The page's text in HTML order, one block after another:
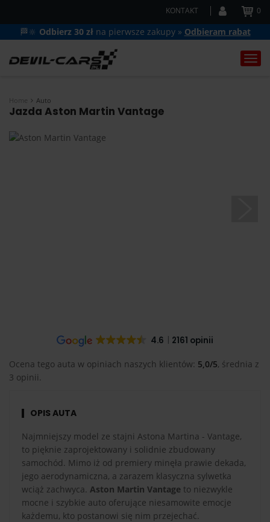
KONTAKT 0
🏁🔆 Odbierz 30 zł na pierwsze zakupy » Odbieram rabat
Home Auto
Jazda Aston Martin Vantage
4.6 2161 opinii
Ocena tego auta w opiniach naszych klientów: 5,0/5, średnia z
3 opinii.
OPIS AUTA
Najmniejszy model ze stajni Astona Martina - Vantage,
to pięknie zaprojektowany i solidnie zbudowany
samochód. Mimo iż od premiery minęła prawie dekada,
jego aerodynamiczna, a zarazem klasyczna sylwetka
wciąż zachwyca. Aston Martin Vantage to niezwykle
mocne i szybkie auto oferujące niesamowite emocje
każdemu, kto postanowi się nim przejechać.